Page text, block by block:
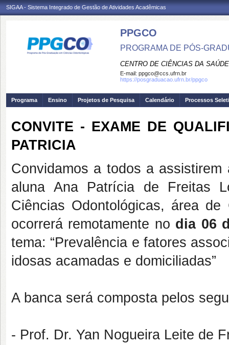
SIGAA - Sistema Integrado de Gestão de Atividades Acadêmicas
PPGCO
PROGRAMA DE PÓS-
CENTRO DE CIÊNCIAS DA SAÚDE
E-mail: ppgco@ccs.ufrn.br
https://posgraduacao.ufrn.br/ppgco
Programa Ensino Projetos de Pesquisa Calendário Processos
CONVITE - EXAME DE
PATRICIA
Convidamos a todos a
aluna Ana Patrícia de Freitas
Ciências Odontológicas, área
ocorrerá remotamente no dia 06
tema: “Prevalência e fatores
idosas acamadas e domiciliadas”
A banca será composta pelos
- Prof. Dr. Yan Nogueira Leite de